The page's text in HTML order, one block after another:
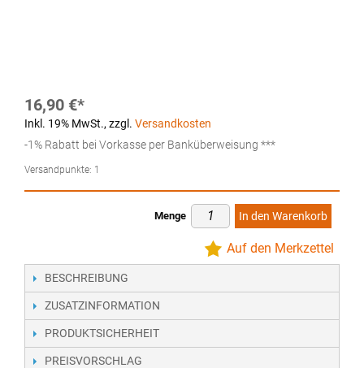
16,90 €
Inkl. 19% MwSt., zzgl. Versandkosten
-1% Rabatt bei Vorkasse per Banküberweisung ***
Versandpunkte: 1
Menge In den Warenkorb
Auf den Merkzettel
BESCHREIBUNG
ZUSATZINFORMATION
PRODUKTSICHERHEIT
PREISVORSCHLAG